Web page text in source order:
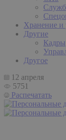
Хранение и
Другие
Кадры
Другое
12 апреля
5751
Распечатать